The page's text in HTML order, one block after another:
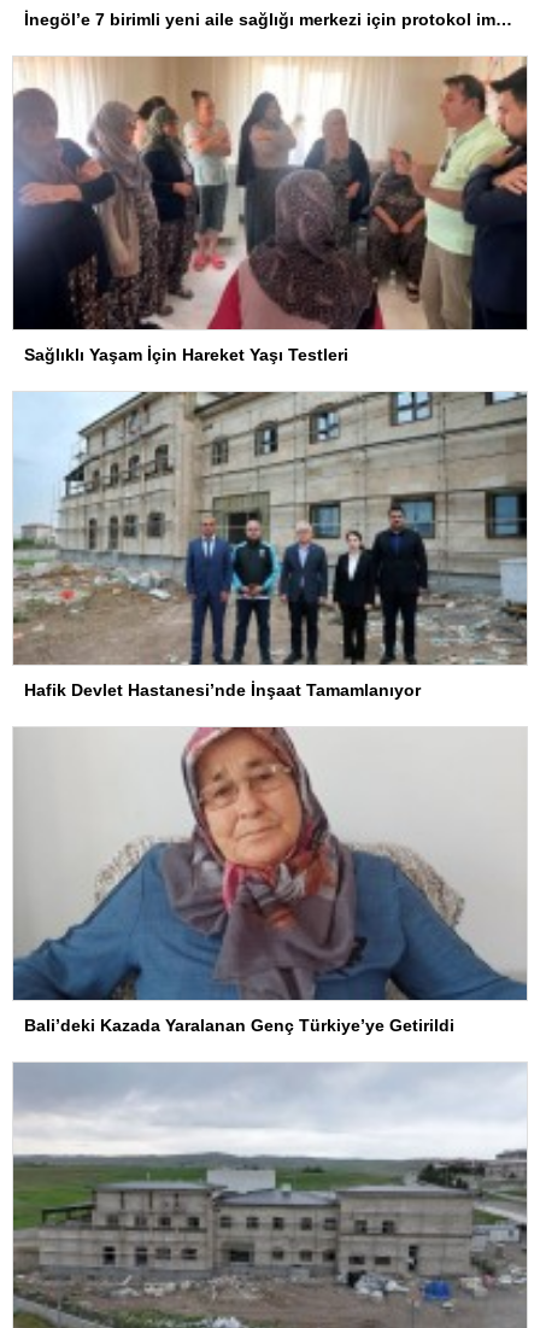
İnegöl’e 7 birimli yeni aile sağlığı merkezi için protokol imzalandı
Sağlıklı Yaşam İçin Hareket Yaşı Testleri
Hafik Devlet Hastanesi’nde İnşaat Tamamlanıyor
Bali’deki Kazada Yaralanan Genç Türkiye’ye Getirildi